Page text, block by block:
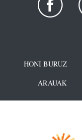
HONI BURUZ
ARAUAK